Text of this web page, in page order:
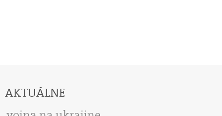
AKTUÁLNE